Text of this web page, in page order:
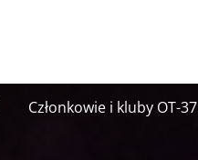
Członkowie i kluby OT-37